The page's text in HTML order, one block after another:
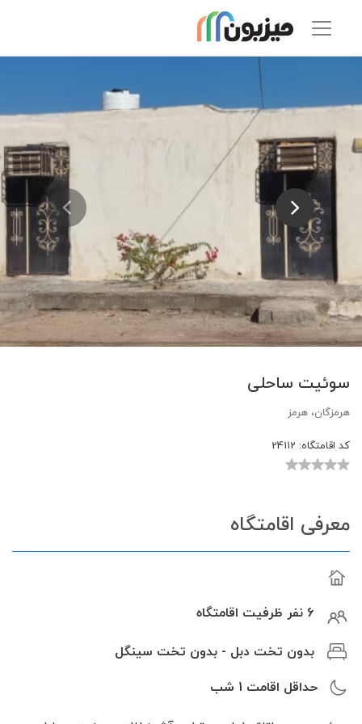
سوئیت ساحلی
هرمزگان، هرمز
کد اقامتگاه:
معرفی اقامتگاه
6 نفر ظرفیت اقامتگاه
بدون تخت دبل - بدون تخت سینگل
حداقل اقامت 1 شب